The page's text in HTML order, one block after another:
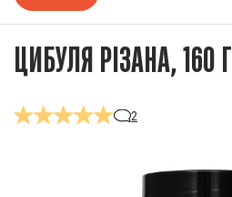
ЦИБУЛЯ РІЗАНА, 160 Г
2